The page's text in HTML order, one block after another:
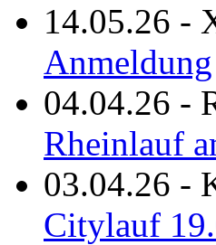
14.05.26 -
Anmeldung
04.04.26 -
Rheinlauf
03.04.26 -
Citylauf